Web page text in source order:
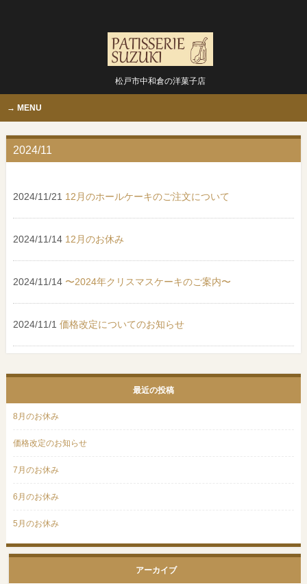
松戸市中和倉の洋菓子店
MENU
2024/11
2024/11/21 12月のホールケーキのご注文について
2024/11/14 12月のお休み
2024/11/14 〜2024年クリスマスケーキのご案内〜
2024/11/1 価格改定についてのお知らせ
最近の投稿
8月のお休み
価格改定のお知らせ
7月のお休み
6月のお休み
5月のお休み
アーカイブ